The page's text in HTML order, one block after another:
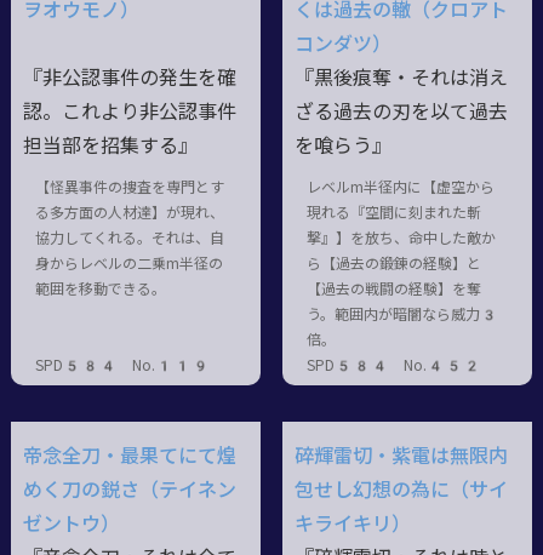
ヲオウモノ）
『非公認事件の発生を確
認。これより非公認事件
担当部を招集する』
【怪異事件の捜査を専門とす
る多方面の人材達】が現れ、
協力してくれる。それは、自
身からレベルの二乗m半径の
範囲を移動できる。
SPD584 No.119
くは過去の轍（クロアト
コンダツ）
『黒後痕奪・それは消え
ざる過去の刃を以て過去
を喰らう』
レベルm半径内に【虚空から
現れる『空間に刻まれた斬
撃』】を放ち、命中した敵か
ら【過去の鍛錬の経験】と
【過去の戦闘の経験】を奪
う。範囲内が暗闇なら威力3
倍。
SPD584 No.452
帝念全刀・最果てにて煌
めく刀の鋭さ（テイネン
ゼントウ）
碎輝雷切・紫電は無限内
包せし幻想の為に（サイ
キライキリ）